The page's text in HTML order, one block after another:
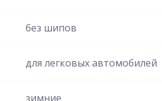
без шипов
для легковых автомобилей
зимние